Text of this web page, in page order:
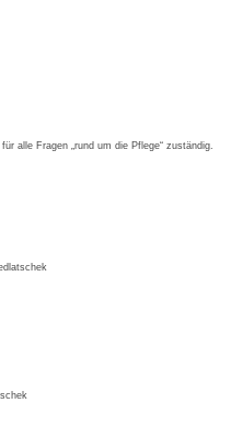
alle Fragen „rund um die Pflege“ zuständig.